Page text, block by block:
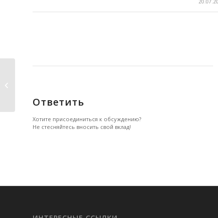
Ответить
Хотите присоединиться к обсуждению?
Не стесняйтесь вносить свой вклад!